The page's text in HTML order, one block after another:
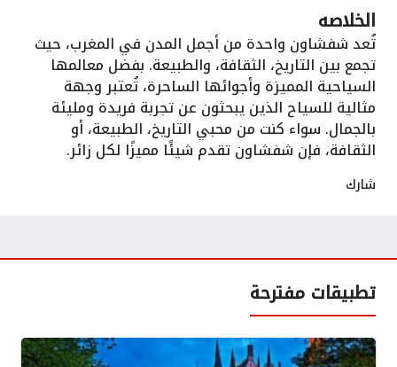
الخلاصه
تُعد شفشاون واحدة من أجمل المدن في المغرب، حيث
تجمع بين التاريخ، الثقافة، والطبيعة. بفضل معالمها
السياحية المميزة وأجوائها الساحرة، تُعتبر وجهة
مثالية للسياح الذين يبحثون عن تجربة فريدة ومليئة
بالجمال. سواء كنت من محبي التاريخ، الطبيعة، أو
الثقافة، فإن شفشاون تقدم شيئًا مميزًا لكل زائر.
شارك
تطبيقات مفترحة